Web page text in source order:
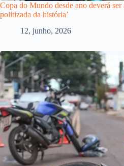
Copa do Mundo desde ano deverá ser
politizada da história’
12, junho, 2026